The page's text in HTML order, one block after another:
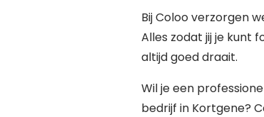
Bij Coloo verzorgen
Alles zodat jij je kunt
altijd goed draait.
Wil je een
bedrijf in Kortgene?